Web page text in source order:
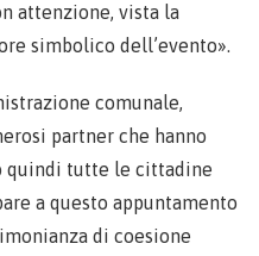
attenzione, vista la
simbolico dell’evento».
comunale,
partner che hanno
quindi tutte le cittadine
a questo appuntamento
di coesione